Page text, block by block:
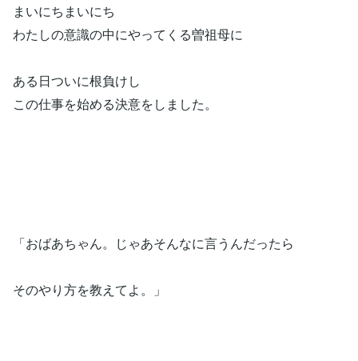
まいにちまいにち
わたしの意識の中にやってくる曽祖母に
ある日ついに根負けし
この仕事を始める決意をしました。
「おばあちゃん。じゃあそんなに言うんだったら
そのやり方を教えてよ。」